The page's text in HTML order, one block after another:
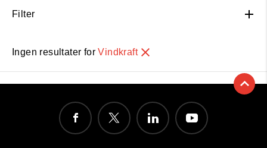
Filter
Ingen resultater forVindkraft